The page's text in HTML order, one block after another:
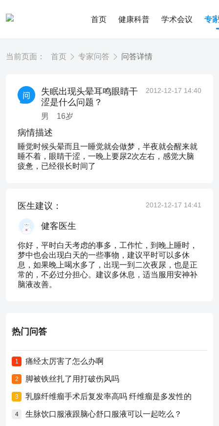
首页 健康科普 学术会议 专
当前页面： 首页 专家问答 问答详情
失眠出现头晕耳鸣眼睛干
涩是什么问题？
男 16岁
2012-12-17 14:40
病情描述
睡觉时候头晕而且一睡觉就会做梦，半夜就会醒来就
睡不着，眼睛干涩，一晚上要尿2次左右，感觉大脑
疲惫，已经很长时间了
医生建议： 2012-12-17 14:41
健客医生
你好，平时白天考虑的事多，工作忙，到晚上睡时，
梦中也会出现白天的一些事物，建议平时可以多休
息，如果晚上喝水多了，出现一到二次夜尿，也是正
常的，不必过分担心。建议多休息，适当服用安神补
脑液改善。
热门问答
1 痛经太厉害了怎么办啊
2 脚被铁丝扎了用打破伤风吗
3 乳腺纤维瘤手术后复发率高吗 纤维瘤是多发性的
4 生脉饮口服液跟脑心舒口服液可以一起吃么？